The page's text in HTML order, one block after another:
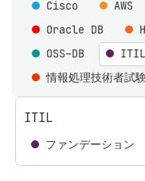
Cisco AWS
Oracle DB
OSS-DB
ITIL
情報処理技術者試
ITIL
ファンデーション